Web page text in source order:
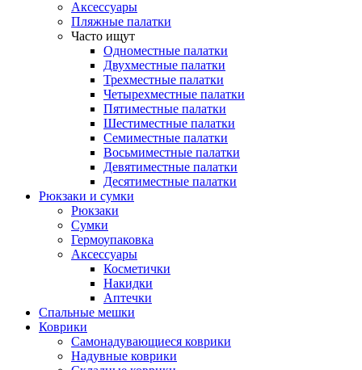
Аксессуары
Пляжные палатки
Часто ищут
Одноместные палатки
Двухместные палатки
Трехместные палатки
Четырехместные палатки
Пятиместные палатки
Шестиместные палатки
Семиместные палатки
Восьмиместные палатки
Девятиместные палатки
Десятиместные палатки
Рюкзаки и сумки
Рюкзаки
Сумки
Гермоупаковка
Аксессуары
Косметички
Накидки
Аптечки
Спальные мешки
Коврики
Самонадувающиеся коврики
Надувные коврики